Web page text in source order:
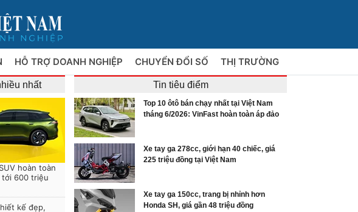
HỖ TRỢ DOANH NGHIỆP CHUYỂN ĐỔI SỐ THỊ TRƯỜNG
nhất
hoàn toàn
tới 600 triệu
kế đẹp,
Tin tiêu điểm
Top 10 ôtô bán chạy nhất tại Việt Nam
tháng 6/2026: VinFast hoàn toàn áp đảo
Xe tay ga 278cc, giới hạn 40 chiếc, giá
225 triệu đồng tại Việt Nam
Xe tay ga 150cc, trang bị nhỉnh hơn
Honda SH, giá gần 48 triệu đồng